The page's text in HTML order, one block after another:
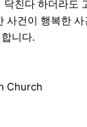
친다 하더라도
사건이 행복한
니다.
Church